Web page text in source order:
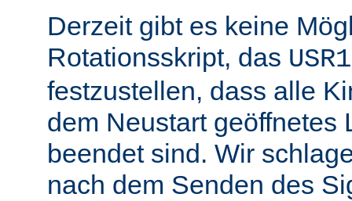
Derzeit gibt es keine
Rotationsskript, das USR1
festzustellen, dass alle
dem Neustart geöffnetes
beendet sind. Wir
nach dem Senden des